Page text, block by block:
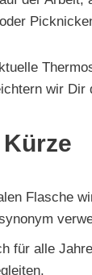
wir
Flasche
für alle